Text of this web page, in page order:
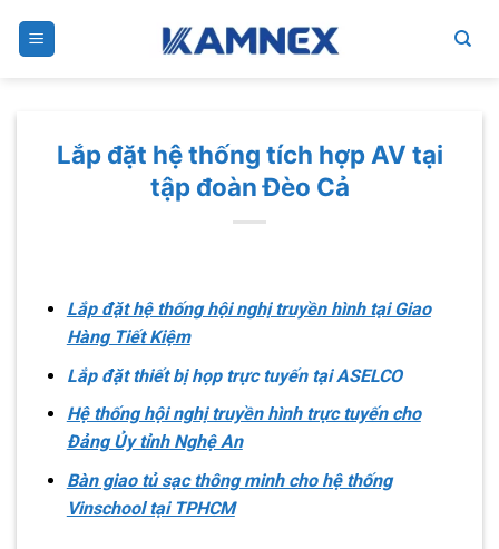
Lắp đặt hệ thống tích hợp AV tại
tập đoàn Đèo Cả
Lắp đặt hệ thống hội nghị truyền hình tại Giao
Hàng Tiết Kiệm
Lắp đặt thiết bị họp trực tuyến tại ASELCO
Hệ thống hội nghị truyền hình trực tuyến cho
Đảng Ủy tỉnh Nghệ An
Bàn giao tủ sạc thông minh cho hệ thống
Vinschool tại TPHCM